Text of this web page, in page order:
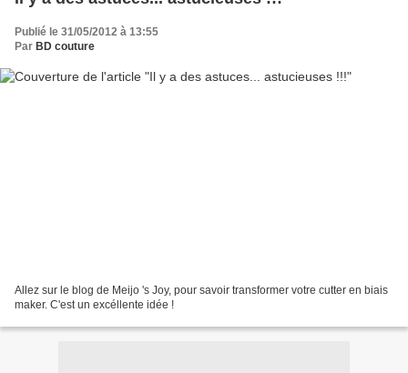
Publié le 31/05/2012 à 13:55
Par BD couture
Allez sur le blog de Meijo 's Joy, pour savoir transformer votre cutter en biais
maker. C'est un excéllente idée !